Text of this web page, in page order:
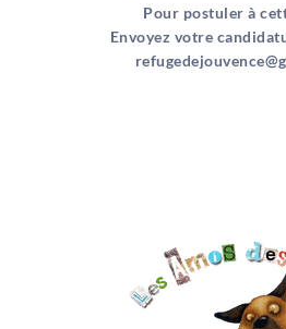
Pour postuler à
Envoyez votre